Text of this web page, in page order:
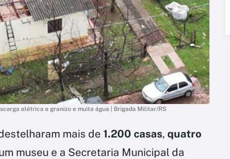
elétrica e granizo e muita água | Brigada Militar/RS
mais de 1.200 casas, quatro
museu e a Secretaria Municipal da